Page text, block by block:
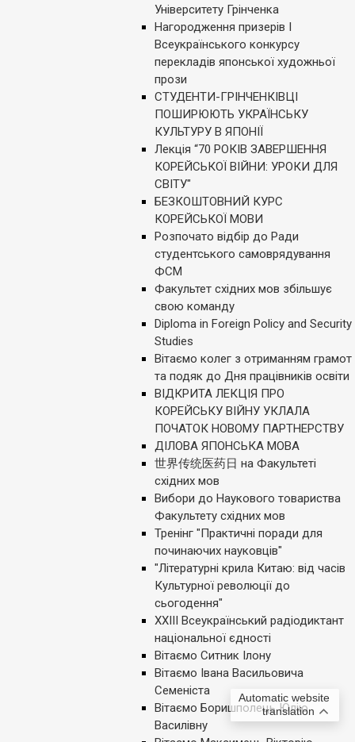
Університету Грінченка
Нагородження призерів І
Всеукраїнського конкурсу
перекладів японської художньої
прози
СТУДЕНТИ-ГРІНЧЕНКІВЦІ
ПОШИРЮЮТЬ УКРАЇНСЬКУ
КУЛЬТУРУ В ЯПОНІЇ
Лекція “70 РОКІВ ЗАВЕРШЕННЯ
КОРЕЙСЬКОЇ ВІЙНИ: УРОКИ ДЛЯ
СВІТУ"
БЕЗКОШТОВНИЙ КУРС
КОРЕЙСЬКОЇ МОВИ
Розпочато відбір до Ради
студентського самоврядування
ФСМ
Факультет східних мов збільшує
свою команду
Diploma in Foreign Policy and Security
Studies
Вітаємо колег з отриманням грамот
та подяк до Дня працівників освіти
ВІДКРИТА ЛЕКЦІЯ ПРО
КОРЕЙСЬКУ ВІЙНУ УКЛАЛА
ПОЧАТОК НОВОМУ ПАРТНЕРСТВУ
ДІЛОВА ЯПОНСЬКА МОВА
世界传统医药日 на Факультеті
східних мов
Вибори до Наукового товариства
Факультету східних мов
Тренінг "Практичні поради для
починаючих науковців"
"Літературні крила Китаю: від часів
Культурної революції до
сьогодення"
ХХІІІ Всеукраїнський радіодиктант
національної єдності
Вітаємо Ситник Ілону
Вітаємо Івана Васильовича
Семеніста
Вітаємо Боришполець Юлію
Василівну
Automatic website
translation